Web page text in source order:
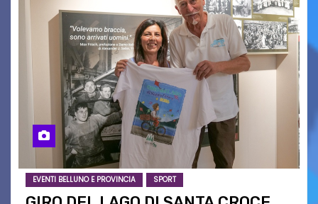
EVENTI BELLUNO E PROVINCIA SPORT